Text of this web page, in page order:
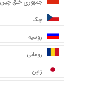
جمهوری خلق چین
چک
روسیه
رومانی
ژاپن